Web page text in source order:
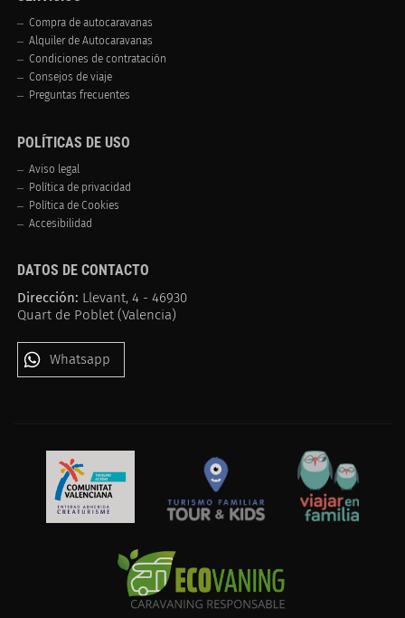
Compra de autocaravanas
Alquiler de Autocaravanas
Condiciones de contratación
Consejos de viaje
Preguntas frecuentes
POLÍTICAS DE USO
Aviso legal
Política de privacidad
Política de Cookies
Accesibilidad
DATOS DE CONTACTO
Dirección: Llevant, 4 - 46930
Quart de Poblet (Valencia)
Whatsapp